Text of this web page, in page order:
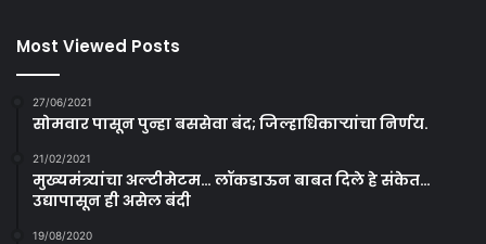
Most Viewed Posts
27/06/2021
सोमवार पासून पुन्हा बससेवा बंद; जिल्हाधिकाऱ्यांचा निर्णय.
21/02/2021
मुख्यमंत्र्यांचा अल्टीमेटम… लॉकडाऊन बाबत दिले हे संकेत…
उद्यापासून ही असेल बंदी
19/08/2020